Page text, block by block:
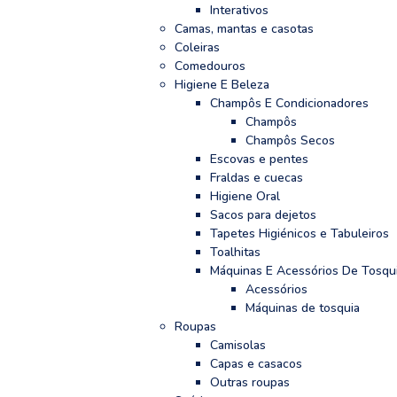
Interativos
Camas, mantas e casotas
Coleiras
Comedouros
Higiene E Beleza
Champôs E Condicionadores
Champôs
Champôs Secos
Escovas e pentes
Fraldas e cuecas
Higiene Oral
Sacos para dejetos
Tapetes Higiénicos e Tabuleiros
Toalhitas
Máquinas E Acessórios De
Acessórios
Máquinas de tosquia
Roupas
Camisolas
Capas e casacos
Outras roupas